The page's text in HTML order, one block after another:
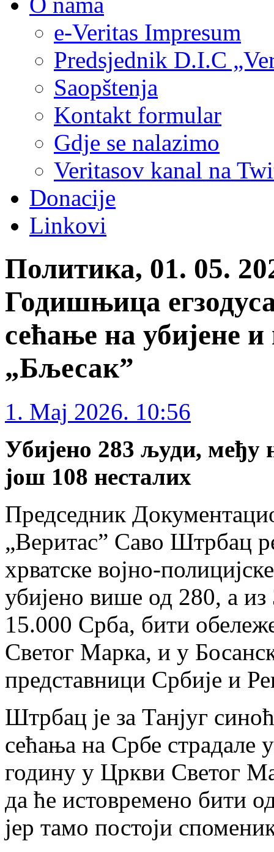
e-Veritas Impresum
Predsjednik D.I.C
Saopštenja
Kontakt formular
Gdje se nalazimo
Veritasov kanal na
Donacije
Linkovi
Политика, 01. 05.
Годишњица
сећање на убијене
„Бљесак”
1. Maj 2026. 10:56
Убијено 283 људи, међу
још 108 несталих
Председник
„Веритас” Саво Штрбац
хрватске војно-
убијено више од 280, а
15.000 Срба, бити
Светог Марка, и у
представници Србије и
Штрбац је за Тан‌југ
сећања на Србе страдале
годину у Цркви Светог
да ће истовремено бити
јер тамо постоји